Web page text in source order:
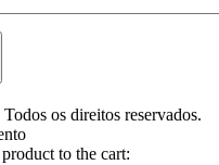
os direitos reservados.
to the cart: